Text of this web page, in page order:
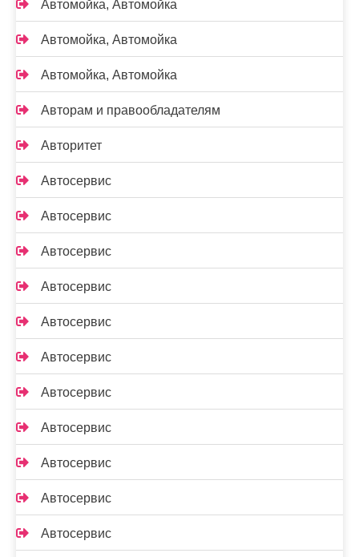
Автомойка, Автомойка
Автомойка, Автомойка
Автомойка, Автомойка
Авторам и правообладателям
Авторитет
Автосервис
Автосервис
Автосервис
Автосервис
Автосервис
Автосервис
Автосервис
Автосервис
Автосервис
Автосервис
Автосервис